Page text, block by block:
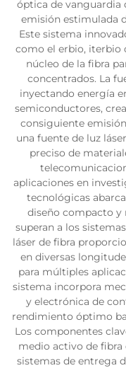
óptica de vanguardia
emisión estimulada
Este sistema
como el erbio, iterbio
núcleo de la fibra
concentrados. La
inyectando energía
semiconductores,
consiguiente
una fuente de luz
preciso de
aplicaciones en
tecnológicas
diseño compacto y
superan a los
láser de fibra
en diversas
para múltiples
sistema incorpora
y electrónica de
rendimiento óptimo
Los componentes
medio activo de fibra
sistemas de entrega